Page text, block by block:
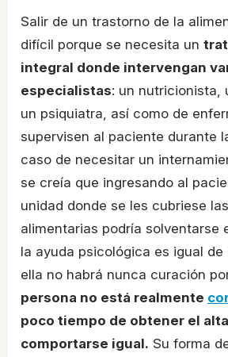
Salir de un trastorno de la
difícil porque se necesita un
integral donde intervengan
especialistas: un nutricionista,
un psiquiatra, así como de
supervisen al paciente durante
caso de necesitar un
se creía que ingresando al
unidad donde se les cubriese
alimentarias podría solventarse
la ayuda psicológica es igual
ella no habrá nunca curación
persona no está realmente
poco tiempo de obtener el
comportarse igual. Su forma